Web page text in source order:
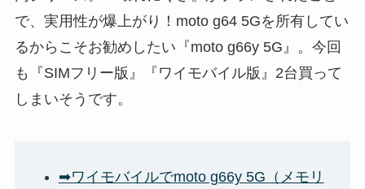
で、実用性が爆上がり！moto g64 5Gを所有してい
るからこそお勧めしたい『moto g66y 5G』。今回
も『SIMフリー版』『ワイモバイル版』2台買って
しまいそうです。
➡ワイモバイルでmoto g66y 5G（メモリ